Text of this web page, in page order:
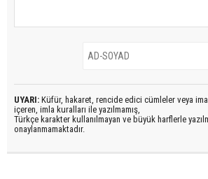
UYARI: Küfür, hakaret, rencide edici cümleler veya
içeren, imla kuralları ile yazılmamış,
Türkçe karakter kullanılmayan ve büyük harflerle
onaylanmamaktadır.